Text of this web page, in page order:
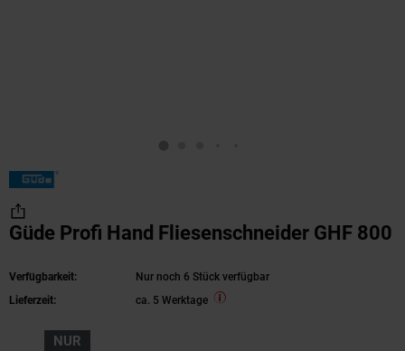
Güde Profi Hand Fliesenschneider GHF 800
Verfügbarkeit:
Nur noch 6 Stück verfügbar
Lieferzeit:
ca. 5 Werktage
NUR